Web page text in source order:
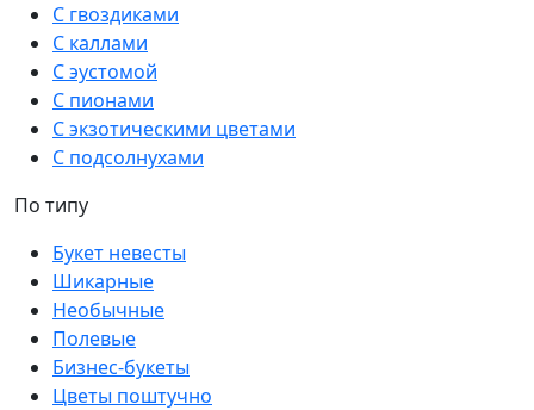
С гвоздиками
С каллами
С эустомой
С пионами
С экзотическими цветами
С подсолнухами
По типу
Букет невесты
Шикарные
Необычные
Полевые
Бизнес-букеты
Цветы поштучно